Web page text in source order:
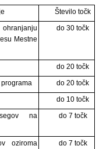
Število točk
Mestne
do 30 točk
do 20 točk
do 20 točk
do 10 točk
na
do 7 točk
oziroma
do 7 točk